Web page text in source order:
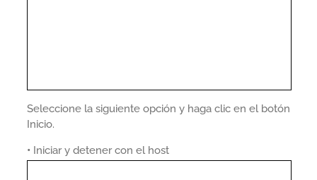
Seleccione la siguiente opción y haga clic en el botón
Inicio.
• Iniciar y detener con el host